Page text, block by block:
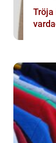
Tröja